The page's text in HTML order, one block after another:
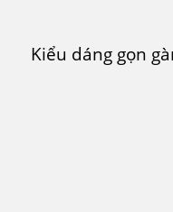
Kiểu dáng gọn